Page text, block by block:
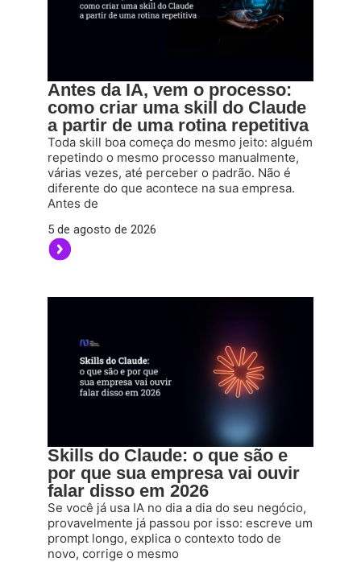
Antes da IA, vem o processo:
como criar uma skill do Claude
a partir de uma rotina repetitiva
Toda skill boa começa do mesmo jeito: alguém
repetindo o mesmo processo manualmente,
várias vezes, até perceber o padrão. Não é
diferente do que acontece na sua empresa.
Antes de
5 de agosto de 2026
Skills do Claude: o que são e
por que sua empresa vai ouvir
falar disso em 2026
Se você já usa IA no dia a dia do seu negócio,
provavelmente já passou por isso: escreve um
prompt longo, explica o contexto todo de
novo, corrige o mesmo